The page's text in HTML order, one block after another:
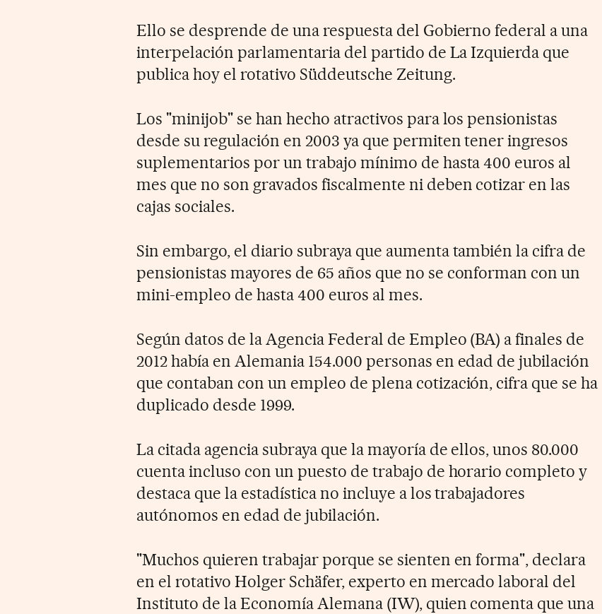
Ello se desprende de una respuesta del Gobierno federal a una
interpelación parlamentaria del partido de La Izquierda que
publica hoy el rotativo Süddeutsche Zeitung.
Los "minijob" se han hecho atractivos para los pensionistas
desde su regulación en 2003 ya que permiten tener ingresos
suplementarios por un trabajo mínimo de hasta 400 euros al
mes que no son gravados fiscalmente ni deben cotizar en las
cajas sociales.
Sin embargo, el diario subraya que aumenta también la cifra de
pensionistas mayores de 65 años que no se conforman con un
mini-empleo de hasta 400 euros al mes.
Según datos de la Agencia Federal de Empleo (BA) a finales de
2012 había en Alemania 154.000 personas en edad de jubilación
que contaban con un empleo de plena cotización, cifra que se ha
duplicado desde 1999.
La citada agencia subraya que la mayoría de ellos, unos 80.000
cuenta incluso con un puesto de trabajo de horario completo y
destaca que la estadística no incluye a los trabajadores
autónomos en edad de jubilación.
"Muchos quieren trabajar porque se sienten en forma", declara
en el rotativo Holger Schäfer, experto en mercado laboral del
Instituto de la Economía Alemana (IW), quien comenta que una